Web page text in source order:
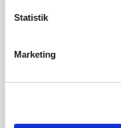
Statistik
Marketing
18 montører står klar
POLITIK